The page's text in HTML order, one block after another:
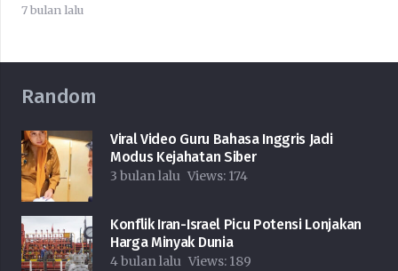
7 bulan lalu
Random
Viral Video Guru Bahasa Inggris Jadi
Modus Kejahatan Siber
3 bulan lalu Views: 174
Konflik Iran-Israel Picu Potensi Lonjakan
Harga Minyak Dunia
4 bulan lalu Views: 189